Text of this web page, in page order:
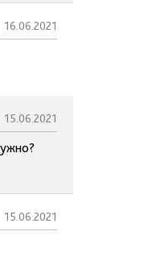
16.06.2021
15.06.2021
15.06.2021